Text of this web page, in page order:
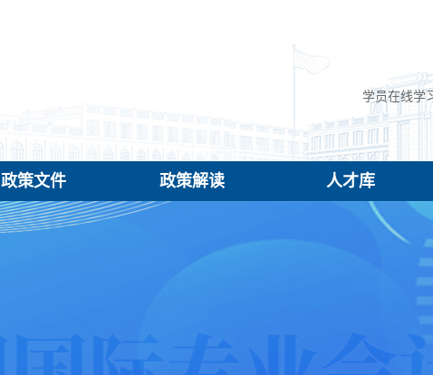
学员在线学
政策文件 政策解读 人才库